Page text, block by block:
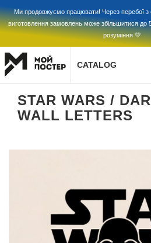
Ми продовжуємо працювати! Через перебої з
виготовлення замовлень може збільшитися до
розуміння 💛
CATALOG
STAR WARS /
WALL LETTERS